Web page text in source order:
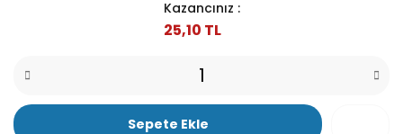
Kazancınız :
25,10 TL
Sepete Ekle